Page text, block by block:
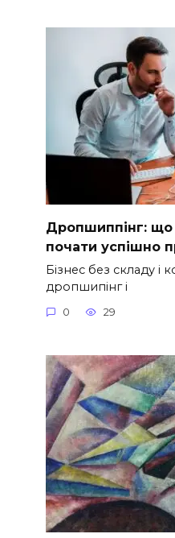
Дропшиппінг: що
почати успішно
Бізнес без складу і
дропшипінг і
0 29